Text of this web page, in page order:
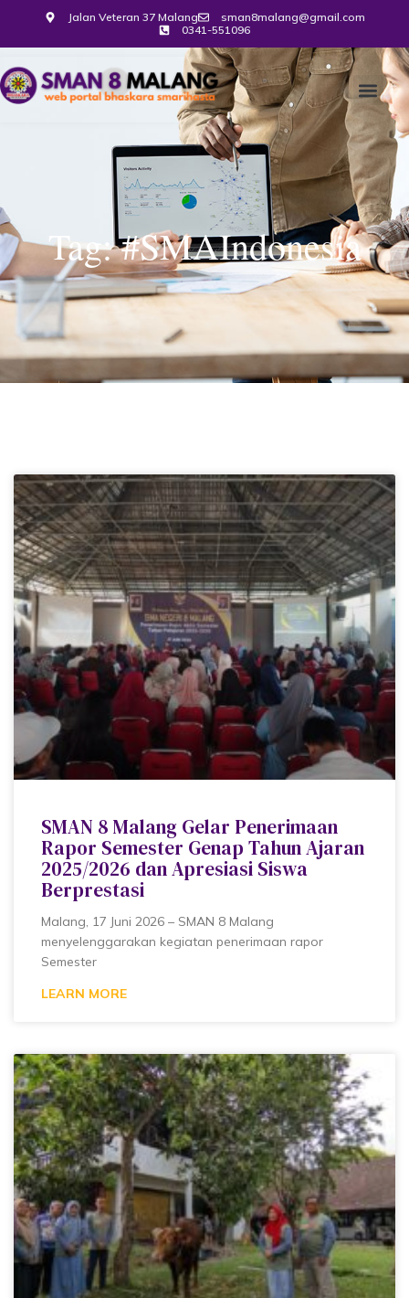
Jalan Veteran 37 Malang
sman8malang@gmail.com
0341-551096
Tag: #SMAIndonesia
SMAN 8 Malang Gelar Penerimaan
Rapor Semester Genap Tahun Ajaran
2025/2026 dan Apresiasi Siswa
Berprestasi
Malang, 17 Juni 2026 – SMAN 8 Malang
menyelenggarakan kegiatan penerimaan rapor
Semester
LEARN MORE